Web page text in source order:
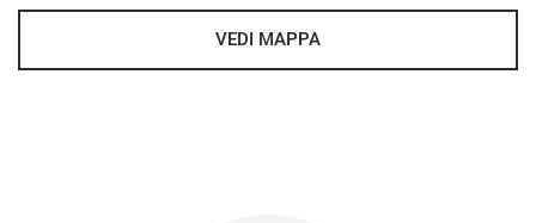
872€/mese
VEDI MAPPA